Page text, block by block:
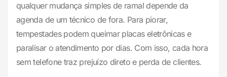
qualquer mudança simples de ramal depende da
agenda de um técnico de fora. Para piorar,
tempestades podem queimar placas eletrônicas e
paralisar o atendimento por dias. Com isso, cada hora
sem telefone traz prejuízo direto e perda de clientes.